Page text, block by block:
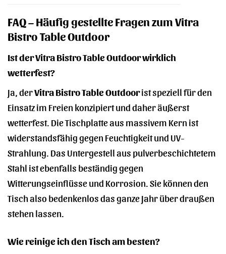
FAQ – Häufig gestellte Fragen zum Vitra
Bistro Table Outdoor
Ist der Vitra Bistro Table Outdoor wirklich
wetterfest?
Ja, derVitra Bistro Table Outdoorist speziell für den
Einsatz im Freien konzipiert und daher äußerst
wetterfest. Die Tischplatte aus massivem Kern ist
widerstandsfähig gegen Feuchtigkeit und UV-
Strahlung. Das Untergestell aus pulverbeschichtetem
Stahl ist ebenfalls beständig gegen
Witterungseinflüsse und Korrosion. Sie können den
Tisch also bedenkenlos das ganze Jahr über draußen
stehen lassen.
Wie reinige ich den Tisch am besten?